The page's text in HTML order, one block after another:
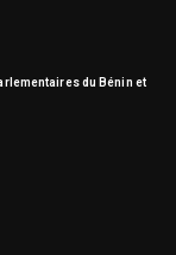
du Bénin et